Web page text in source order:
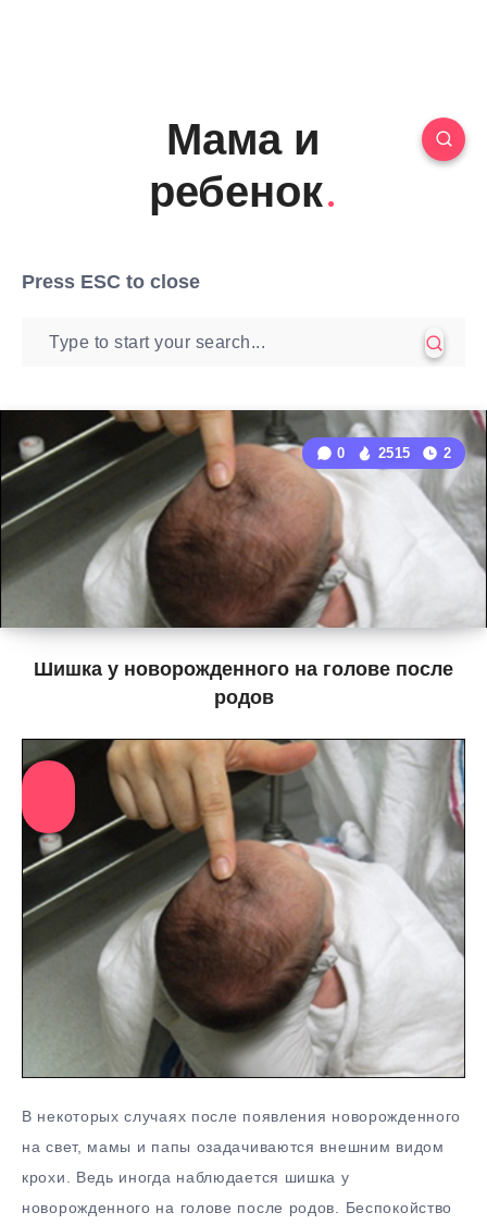
Мама и
ребенок
Press ESC to close
Шишка у новорожденного на голове после
родов
0 2515 2
В некоторых случаях после появления новорожденного
на свет, мамы и папы озадачиваются внешним видом
крохи. Ведь иногда наблюдается шишка у
новорожденного на голове после родов. Беспокойство